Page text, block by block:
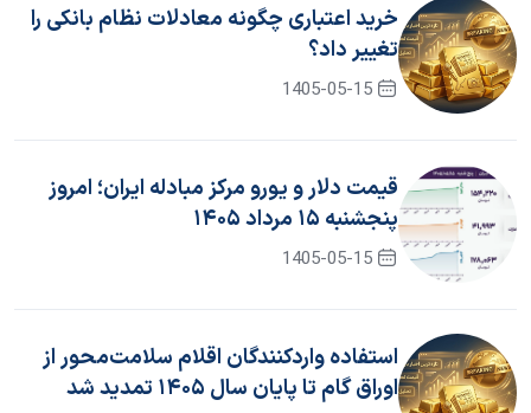
خرید اعتباری چگونه معادلات نظام بانکی را
تغییر داد؟
1405-05-15
قیمت دلار و یورو مرکز مبادله ایران؛ امروز
پنجشنبه ۱۵ مرداد ۱۴۰۵
1405-05-15
استفاده واردکنندگان اقلام سلامت‌محور از
اوراق گام تا پایان سال ۱۴۰۵ تمدید شد